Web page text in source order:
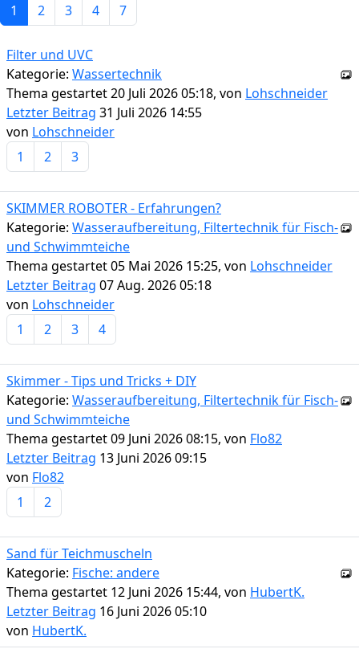
1 2 3 4 7
Filter und UVC
Kategorie: Wassertechnik
Thema gestartet 20 Juli 2026 05:18, von Lohschneider
Letzter Beitrag 31 Juli 2026 14:55
von Lohschneider
1
2 3
SKIMMER ROBOTER - Erfahrungen?
Kategorie: Wasseraufbereitung, Filtertechnik für Fisch-
und Schwimmteiche
Thema gestartet 05 Mai 2026 15:25, von Lohschneider
Letzter Beitrag 07 Aug. 2026 05:18
von Lohschneider
1
2 3 4
Skimmer - Tips und Tricks + DIY
Kategorie: Wasseraufbereitung, Filtertechnik für Fisch-
und Schwimmteiche
Thema gestartet 09 Juni 2026 08:15, von Flo82
Letzter Beitrag 13 Juni 2026 09:15
von Flo82
1
2
Sand für Teichmuscheln
Kategorie: Fische: andere
Thema gestartet 12 Juni 2026 15:44, von HubertK.
Letzter Beitrag 16 Juni 2026 05:10
von HubertK.